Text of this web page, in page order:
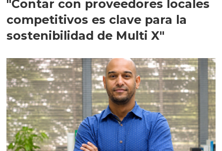
"Contar con proveedores locales
competitivos es clave para la
sostenibilidad de Multi X"